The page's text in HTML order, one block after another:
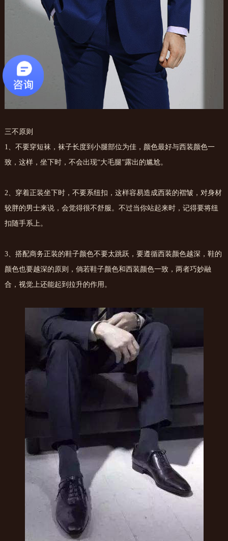
三不原则
1、不要穿短袜，袜子长度到小腿部位为佳，颜色最好与西装颜色一
致，这样，坐下时，不会出现“大毛腿”露出的尴尬。
2、穿着正装坐下时，不要系纽扣，这样容易造成西装的褶皱，对身材
较胖的男士来说，会觉得很不舒服。不过当你站起来时，记得要将纽
扣随手系上。
3、搭配商务正装的鞋子颜色不要太跳跃，要遵循西装颜色越深，鞋的
颜色也要越深的原则，倘若鞋子颜色和西装颜色一致，两者巧妙融
合，视觉上还能起到拉升的作用。